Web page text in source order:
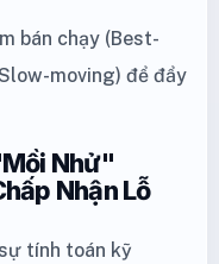
bán chạy (Best-
moving) để đẩy
Nhử"
Nhận Lỗ
tính toán kỹ